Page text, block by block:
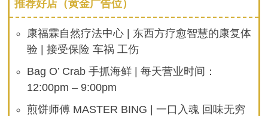
推荐好店（黄金广告位）
康福霖自然疗法中心 | 东西方疗愈智慧的康复体
验 | 接受保险 车祸 工伤
Bag O’ Crab 手抓海鲜 | 每天营业时间：
12:00pm – 9:00pm
煎饼师傅 MASTER BING | 一口入魂 回味无穷